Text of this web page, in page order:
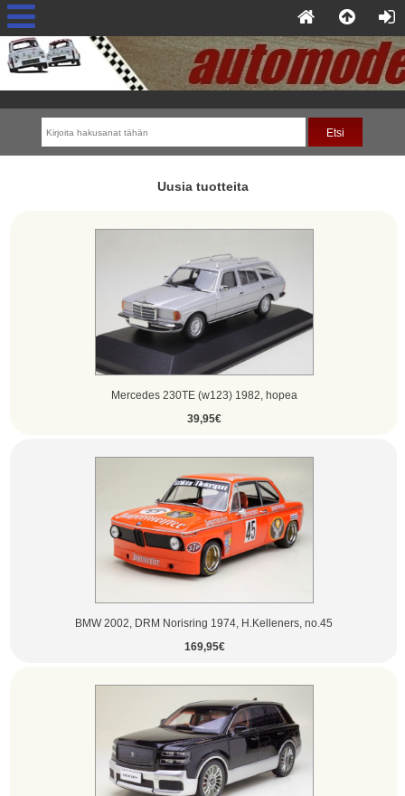
Uusia tuotteita
Mercedes 230TE (w123) 1982, hopea
39,95€
BMW 2002, DRM Norisring 1974, H.Kelleners, no.45
169,95€